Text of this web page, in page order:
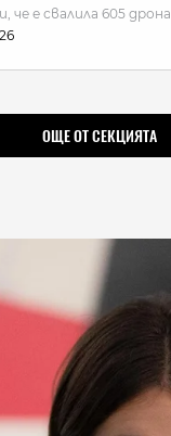
че е свалила 605 дрона
ОЩЕ ОТ СЕКЦИЯТА